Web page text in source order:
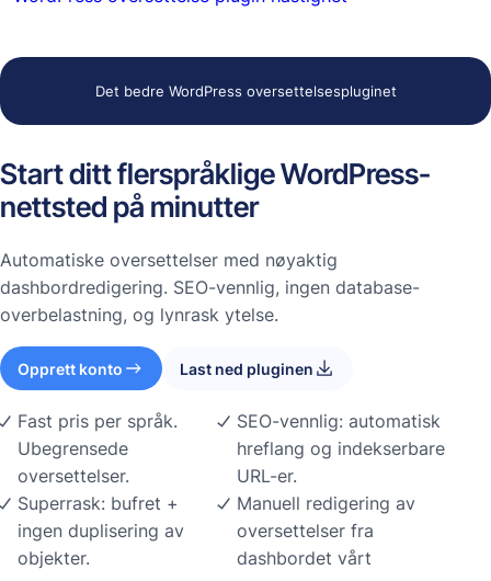
Det bedre WordPress oversettelsespluginet
Start ditt flerspråklige WordPress-
nettsted på minutter
Automatiske oversettelser med nøyaktig
dashbordredigering. SEO-vennlig, ingen database-
overbelastning, og lynrask ytelse.
Opprett konto Last ned pluginen
Fast pris per språk.
Ubegrensede
oversettelser.
Superrask: bufret +
ingen duplisering av
objekter.
SEO-vennlig: automatisk
hreflang og indekserbare
URL-er.
Manuell redigering av
oversettelser fra
dashbordet vårt